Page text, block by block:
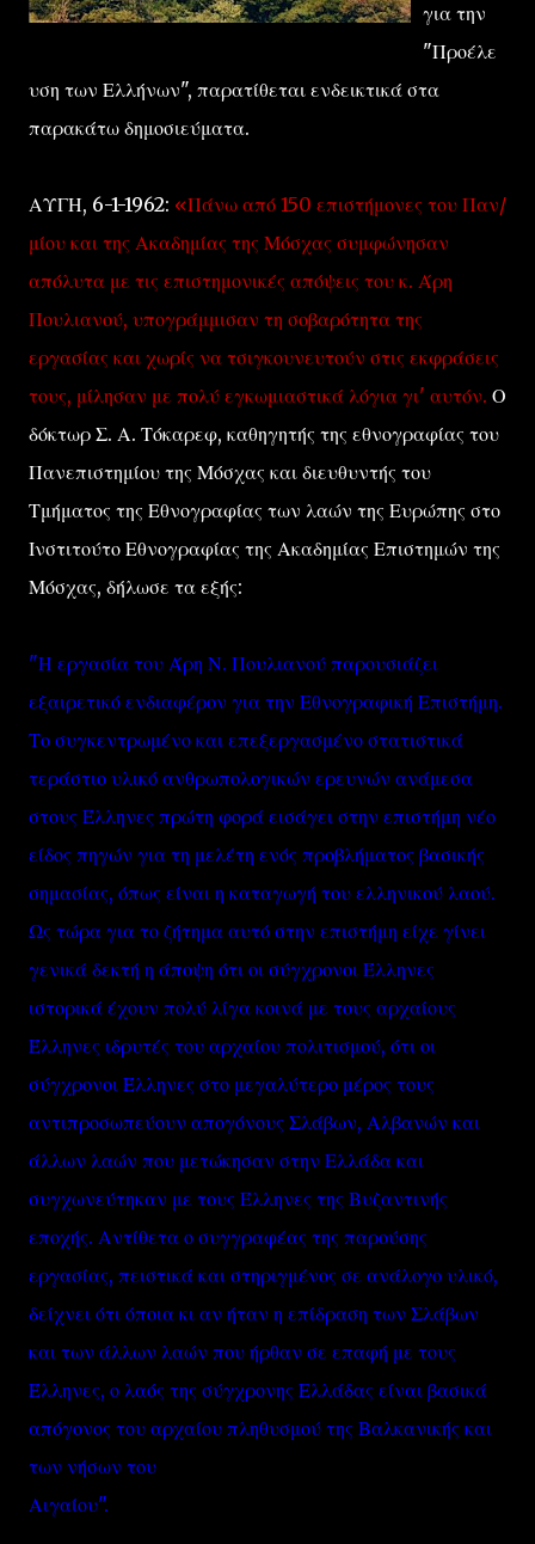
για την
"Προέλε
υση των Ελλήνων", παρατίθεται ενδεικτικά στα
παρακάτω δημοσιεύματα.
ΑΥΓΗ, 6-1-1962: «Πάνω από 150 επιστήμονες του Παν/
μίου και της Ακαδημίας της Μόσχας συμφώνησαν
απόλυτα με τις επιστημονικές απόψεις του κ. Άρη
Πουλιανού, υπογράμμισαν τη σοβαρότητα της
εργασίας και χωρίς να τσιγκουνευτούν στις εκφράσεις
τους, μίλησαν με πολύ εγκωμιαστικά λόγια γι' αυτόν. Ο
δόκτωρ Σ. Α. Τόκαρεφ, καθηγητής της εθνογραφίας του
Πανεπιστημίου της Μόσχας και διευθυντής του
Τμήματος της Εθνογραφίας των λαών της Ευρώπης στο
Ινστιτούτο Εθνογραφίας της Ακαδημίας Επιστημών της
Μόσχας, δήλωσε τα εξής:
"Η εργασία του Άρη Ν. Πουλιανού παρουσιάζει
εξαιρετικό ενδιαφέρον για την Εθνογραφική Επιστήμη.
Το συγκεντρωμένο και επεξεργασμένο στατιστικά
τεράστιο υλικό ανθρωπολογικών ερευνών ανάμεσα
στους Έλληνες πρώτη φορά εισάγει στην επιστήμη νέο
είδος πηγών για τη μελέτη ενός προβλήματος βασικής
σημασίας, όπως είναι η καταγωγή του ελληνικού λαού.
Ως τώρα για το ζήτημα αυτό στην επιστήμη είχε γίνει
γενικά δεκτή η άποψη ότι οι σύγχρονοι Έλληνες
ιστορικά έχουν πολύ λίγα κοινά με τους αρχαίους
Έλληνες ιδρυτές του αρχαίου πολιτισμού, ότι οι
σύγχρονοι Έλληνες στο μεγαλύτερο μέρος τους
αντιπροσωπεύουν απογόνους Σλάβων, Αλβανών και
άλλων λαών που μετώκησαν στην Ελλάδα και
συγχωνεύτηκαν με τους Έλληνες της Βυζαντινής
εποχής. Αντίθετα ο συγγραφέας της παρούσης
εργασίας, πειστικά και στηριγμένος σε ανάλογο υλικό,
δείχνει ότι όποια κι αν ήταν η επίδραση των Σλάβων
και των άλλων λαών που ήρθαν σε επαφή με τους
Έλληνες, ο λαός της σύγχρονης Ελλάδας είναι βασικά
απόγονος του αρχαίου πληθυσμού της Βαλκανικής και
των νήσων του
Αιγαίου".